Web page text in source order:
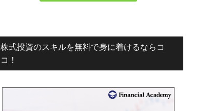
株式投資のスキルを無料で身に着けるならコ
コ！